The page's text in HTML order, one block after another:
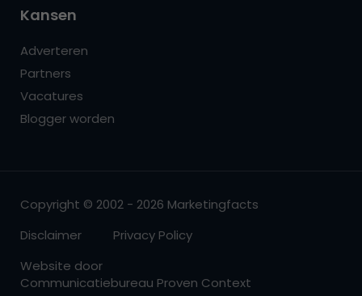
Kansen
Adverteren
Partners
Vacatures
Blogger worden
Copyright © 2002 - 2026 Marketingfacts
Disclaimer
Privacy Policy
Website door
Communicatiebureau Proven Context